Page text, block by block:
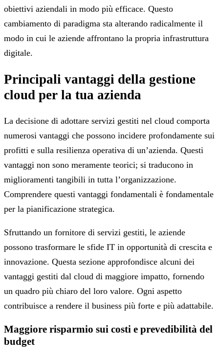
obiettivi aziendali in modo più efficace. Questo
cambiamento di paradigma sta alterando radicalmente il
modo in cui le aziende affrontano la propria infrastruttura
digitale.
Principali vantaggi della gestione
cloud per la tua azienda
La decisione di adottare servizi gestiti nel cloud comporta
numerosi vantaggi che possono incidere profondamente sui
profitti e sulla resilienza operativa di un’azienda. Questi
vantaggi non sono meramente teorici; si traducono in
miglioramenti tangibili in tutta l’organizzazione.
Comprendere questi vantaggi fondamentali è fondamentale
per la pianificazione strategica.
Sfruttando un fornitore di servizi gestiti, le aziende
possono trasformare le sfide IT in opportunità di crescita e
innovazione. Questa sezione approfondisce alcuni dei
vantaggi gestiti dal cloud di maggiore impatto, fornendo
un quadro più chiaro del loro valore. Ogni aspetto
contribuisce a rendere il business più forte e più adattabile.
Maggiore risparmio sui costi e prevedibilità del
budget